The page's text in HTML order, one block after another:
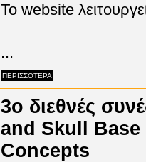
Το website
...
ΠΕΡΙΣΣΟΤΕΡΑ
3ο διεθνές
and Skull
Concepts